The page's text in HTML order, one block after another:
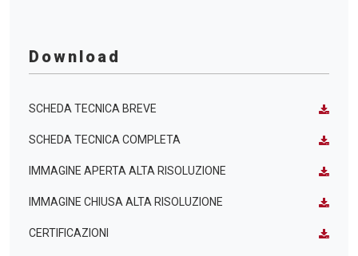
Download
SCHEDA TECNICA BREVE
SCHEDA TECNICA COMPLETA
IMMAGINE APERTA ALTA RISOLUZIONE
IMMAGINE CHIUSA ALTA RISOLUZIONE
CERTIFICAZIONI